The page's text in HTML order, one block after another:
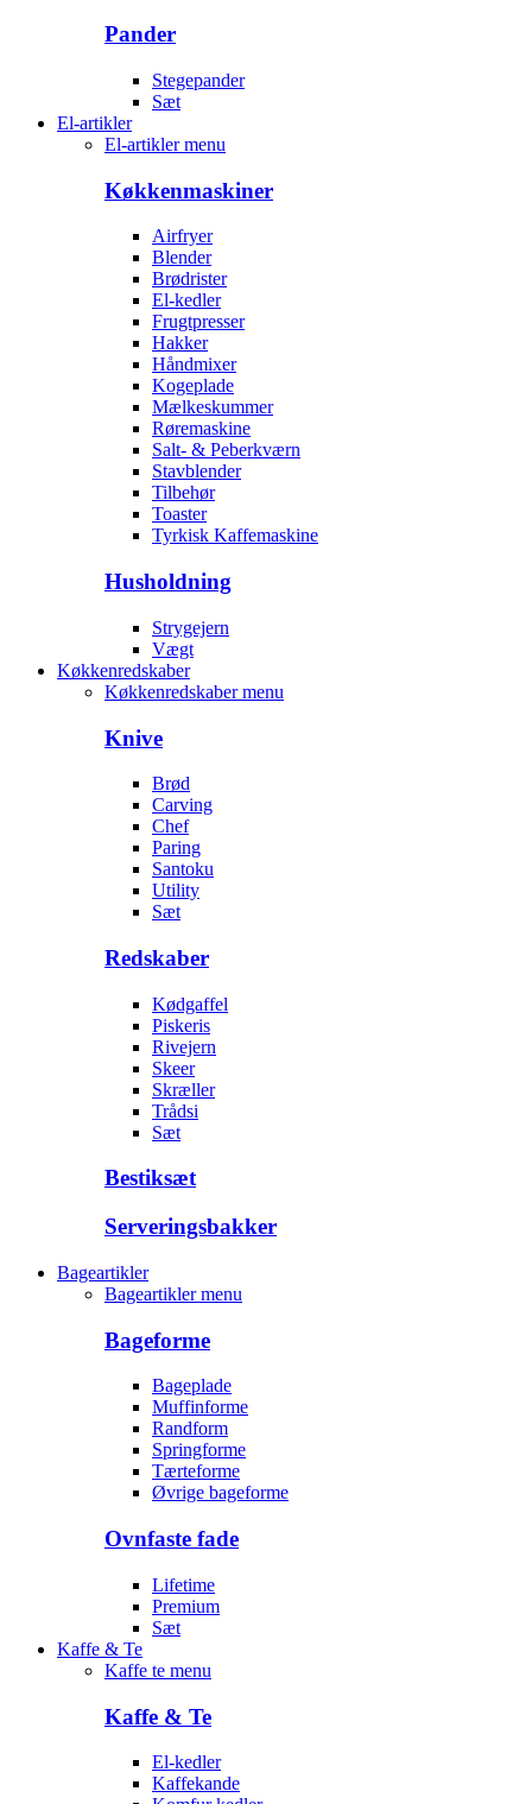
Pander
Stegepander
Sæt
El-artikler
El-artikler menu
Køkkenmaskiner
Airfryer
Blender
Brødrister
El-kedler
Frugtpresser
Hakker
Håndmixer
Kogeplade
Mælkeskummer
Røremaskine
Salt- & Peberkværn
Stavblender
Tilbehør
Toaster
Tyrkisk Kaffemaskine
Husholdning
Strygejern
Vægt
Køkkenredskaber
Køkkenredskaber menu
Knive
Brød
Carving
Chef
Paring
Santoku
Utility
Sæt
Redskaber
Kødgaffel
Piskeris
Rivejern
Skeer
Skræller
Trådsi
Sæt
Bestiksæt
Serveringsbakker
Bageartikler
Bageartikler menu
Bageforme
Bageplade
Muffinforme
Randform
Springforme
Tærteforme
Øvrige bageforme
Ovnfaste fade
Lifetime
Premium
Sæt
Kaffe & Te
Kaffe te menu
Kaffe & Te
El-kedler
Kaffekande